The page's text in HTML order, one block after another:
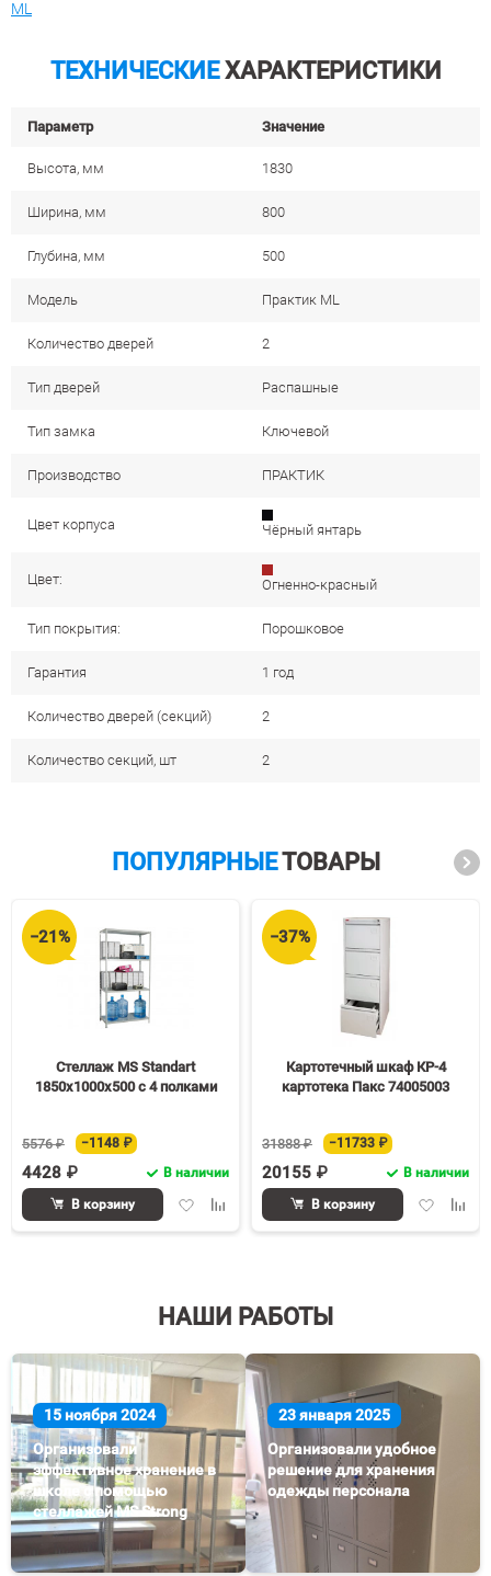
ML
ТЕХНИЧЕСКИЕХАРАКТЕРИСТИКИ
Параметр Значение
Высота, мм 1830
Ширина, мм 800
Глубина, мм 500
Модель Практик ML
Количество дверей 2
Тип дверей Распашные
Тип замка Ключевой
Производство ПРАКТИК
Цвет корпуса Чёрный янтарь
Цвет: Огненно-красный
Тип покрытия: Порошковое
Гарантия 1 год
Количество дверей (секций) 2
Количество секций, шт 2
ПОПУЛЯРНЫЕТОВАРЫ
−21%
Стеллаж MS Standart
1850х1000х500 c 4 полками
5576 ₽ −1148 ₽
4428 ₽ В наличии
ДобавитьДобавить
В корзину
−37%
Картотечный шкаф КР-4
картотека Пакс 74005003
31888 ₽ −11733 ₽
20155 ₽ В наличии
Добавить
В корзину
НАШИ РАБОТЫ
15 ноября 2024
Организовали
эффективное хранение в
школе с помощью
стеллажей MS Strong
23 января 2025
Организовали удобное
решение для хранения
одежды персонала